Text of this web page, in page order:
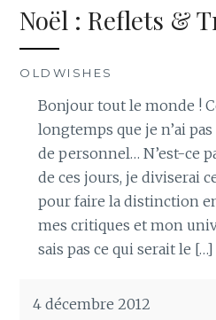
Noël : Reflets &
OLDWISHES
Bonjour tout le monde !
longtemps que je n’ai
de personnel… N’est-ce
de ces jours, je diviserai
pour faire la distinction
mes critiques et mon
sais pas ce qui serait le […]
4 décembre 2012